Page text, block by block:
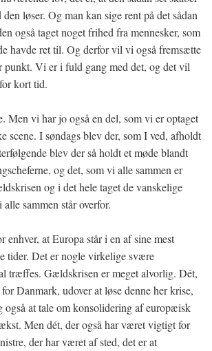
løser. Og man kan sige rent på det sådan
også taget noget frihed fra mennesker, som
havde ret til. Og derfor vil vi også fremsætte
punkt. Vi er i fuld gang med det, og det vil
kort tid.
Men vi har jo også en del, som vi er optaget
scene. I søndags blev der, som I ved, afholdt
blev der så holdt et møde blandt
og det, som vi alle sammen er
og i det hele taget de vanskelige
sammen står overfor.
enhver, at Europa står i en af sine mest
tider. Det er nogle virkelige svære
træffes. Gældskrisen er meget alvorlig. Dét,
Danmark, udover at løse denne her krise,
også at tale om konsolidering af europæisk
Men dét, der også har været vigtigt for
der har været af sted, det er at